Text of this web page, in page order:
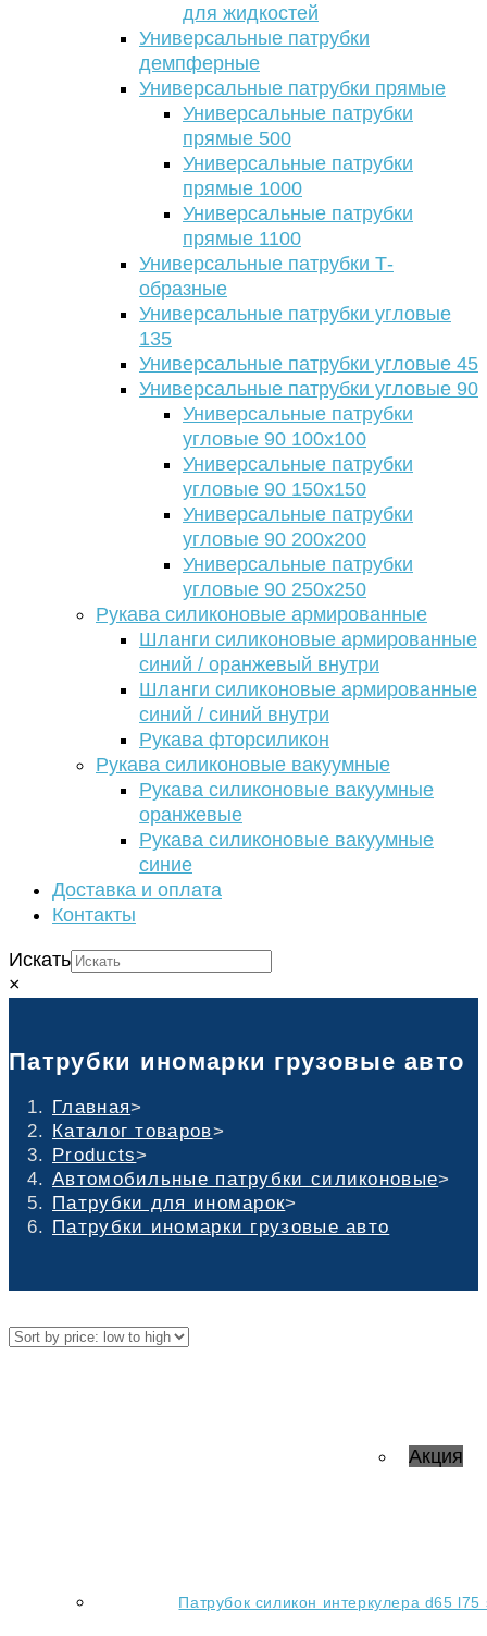
для жидкостей
Универсальные патрубки
демпферные
Универсальные патрубки прямые
Универсальные патрубки
прямые 500
Универсальные патрубки
прямые 1000
Универсальные патрубки
прямые 1100
Универсальные патрубки Т-
образные
Универсальные патрубки угловые
135
Универсальные патрубки угловые 45
Универсальные патрубки угловые 90
Универсальные патрубки
угловые 90 100х100
Универсальные патрубки
угловые 90 150х150
Универсальные патрубки
угловые 90 200х200
Универсальные патрубки
угловые 90 250х250
Рукава силиконовые армированные
Шланги силиконовые армированные
синий / оранжевый внутри
Шланги силиконовые армированные
синий / синий внутри
Рукава фторсиликон
Рукава силиконовые вакуумные
Рукава силиконовые вакуумные
оранжевые
Рукава силиконовые вакуумные
синие
Доставка и оплата
Контакты
Искать
×
Патрубки иномарки грузовые авто
Главная>
Каталог товаров>
Products>
Автомобильные патрубки силиконовые>
Патрубки для иномарок>
Патрубки иномарки грузовые авто
Акция
Патрубок силикон интеркулера d65